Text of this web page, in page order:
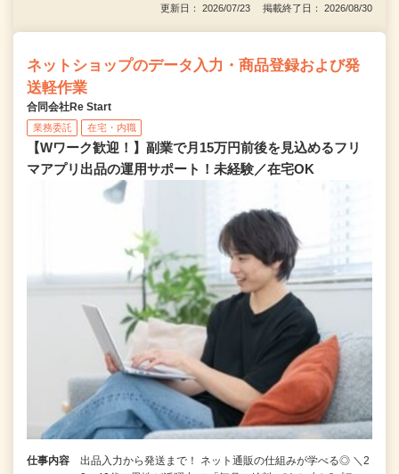
更新日： 2026/07/23 掲載終了日： 2026/08/30
ネットショップのデータ入力・商品登録および発
送軽作業
合同会社Re Start
業務委託 在宅・内職
【Wワーク歓迎！】副業で月15万円前後を見込めるフリ
マアプリ出品の運用サポート！未経験／在宅OK
仕事内容
出品入力から発送まで！ ネット通販の仕組みが学べる◎ ＼2